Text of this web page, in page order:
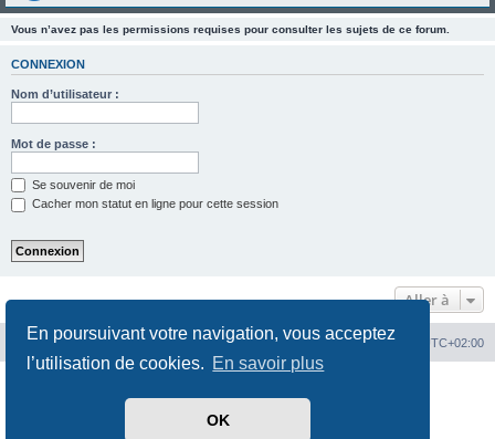
En poursuivant votre navigation, vous acceptez
l’utilisation de cookies. En savoir plus
OK
Vous n’avez pas les permissions requises pour consulter les sujets de ce forum.
CONNEXION
Nom d’utilisateur :
Mot de passe :
Se souvenir de moi
Cacher mon statut en ligne pour cette session
Aller à
Portal Chiptuners.fr Heures au format UTC+02:00
Traduit parphpBB-fr.com
Confidentialité